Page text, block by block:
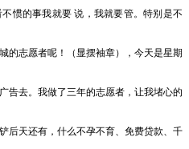
惯的事我就要 说，我就要管。特别是不
的志愿者呢！（显摆袖章），今天是星期
告去。我做了三年的志愿者，让我堵心的
后天还有，什么不孕不育、免费贷款、千